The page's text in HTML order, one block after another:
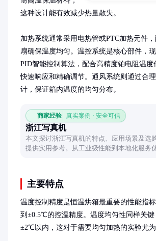
这种设计能有效减少热量散失。
加热系统通常采用电热管或PTC加热元件
扇确保温度均匀。温控系统是核心部件，
PID智能控制算法，配合高精度铂电阻温度
快速响应和精确调节。通风系统则通过合
计，保证箱内温度的均匀分布。
商家经验 真实案例 · 安全可信
浙江写真机
本文探讨浙江写真机的特点、应用场景及选
提供实用参考。从工业级性能到本地化服务
主要特点
温度控制精度是恒温烘箱最重要的性能指
到±0.5℃的控温精度。温度均匀性同样关
±2℃以内，这对于需要均匀加热的实验尤为